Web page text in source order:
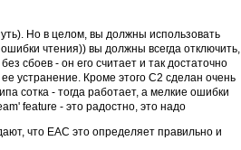
Но в целом, вы должны использовать
чтения)) вы должны всегда отключить,
сбоев - он его считает и так достаточно
устранение. Кроме этого С2 сделан очень
сотка - тогда работает, а мелкие ошибки
feature - это радостно, это надо
что ЕАС это определяет правильно и